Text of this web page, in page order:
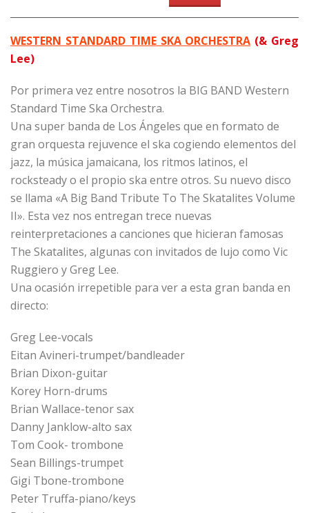
WESTERN STANDARD TIME SKA ORCHESTRA (& Greg
Lee)
Por primera vez entre nosotros la BIG BAND Western
Standard Time Ska Orchestra.
Una super banda de Los Ángeles que en formato de
gran orquesta rejuvence el ska cogiendo elementos del
jazz, la música jamaicana, los ritmos latinos, el
rocksteady o el propio ska entre otros. Su nuevo disco
se llama «A Big Band Tribute To The Skatalites Volume
II». Esta vez nos entregan trece nuevas
reinterpretaciones a canciones que hicieran famosas
The Skatalites, algunas con invitados de lujo como Vic
Ruggiero y Greg Lee.
Una ocasión irrepetible para ver a esta gran banda en
directo:
Greg Lee-vocals
Eitan Avineri-trumpet/bandleader
Brian Dixon-guitar
Korey Horn-drums
Brian Wallace-tenor sax
Danny Janklow-alto sax
Tom Cook- trombone
Sean Billings-trumpet
Gigi Tbone-trombone
Peter Truffa-piano/keys